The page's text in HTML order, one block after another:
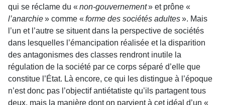
qui se réclame du « non-gouvernement» et prône «
l’anarchie» comme « forme des sociétés adultes». Mais
l’un et l’autre se situent dans la perspective de sociétés
dans lesquelles l’émancipation réalisée et la disparition
des antagonismes des classes rendront inutile la
régulation de la société par ce corps séparé d’elle que
constitue l’État. Là encore, ce qui les distingue à l’époque
n’est donc pas l’objectif antiétatiste qu’ils partagent tous
deux, mais la manière dont on parvient à cet idéal d’un «